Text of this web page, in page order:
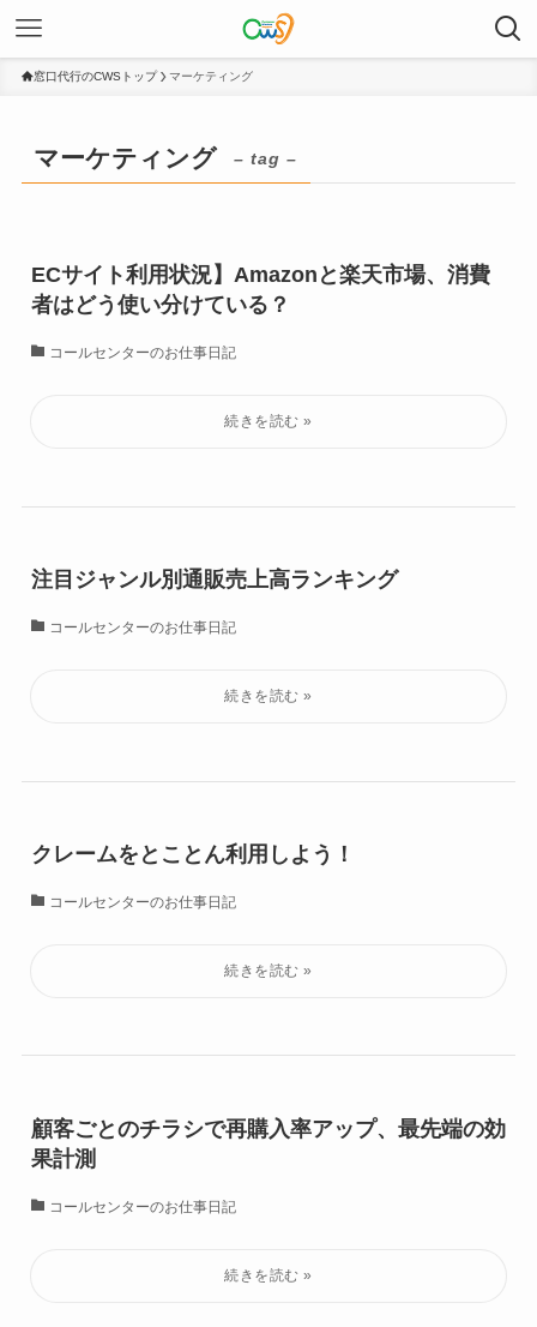
窓口代行のCWSトップ マーケティング
マーケティング – tag –
ECサイト利用状況】Amazonと楽天市場、消費
者はどう使い分けている？
コールセンターのお仕事日記
注目ジャンル別通販売上高ランキング
コールセンターのお仕事日記
クレームをとことん利用しよう！
コールセンターのお仕事日記
顧客ごとのチラシで再購入率アップ、最先端の効
果計測
コールセンターのお仕事日記